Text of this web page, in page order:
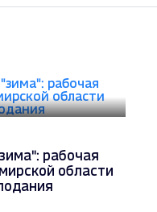
рабочая
области